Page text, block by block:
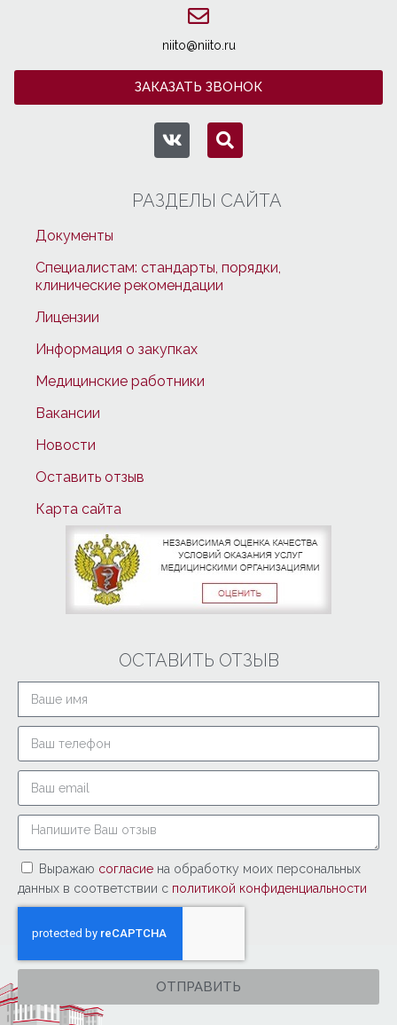
niito@niito.ru
ЗАКАЗАТЬ ЗВОНОК
РАЗДЕЛЫ САЙТА
Документы
Специалистам: стандарты, порядки,
клинические рекомендации
Лицензии
Информация о закупках
Медицинские работники
Вакансии
Новости
Оставить отзыв
Карта сайта
ОСТАВИТЬ ОТЗЫВ
Выражаю согласие на обработку моих персональных
данных в соответствии с политикой конфиденциальности
ОТПРАВИТЬ